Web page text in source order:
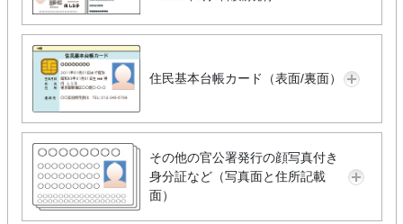
住民基本台帳カード（表面/裏面）
その他の官公署発行の顔写真付き
身分証など（写真面と住所記載
面）